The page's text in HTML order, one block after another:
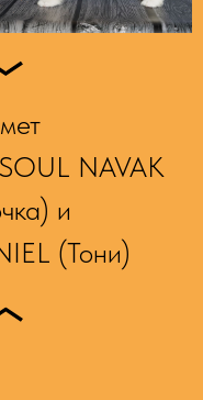
NAVAK
и
(Тони)